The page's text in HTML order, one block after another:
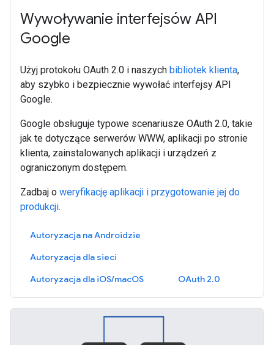
Wywoływanie interfejsów API
Google
Użyj protokołu OAuth 2.0 i naszych bibliotek klienta,
aby szybko i bezpiecznie wywołać interfejsy API
Google.
Google obsługuje typowe scenariusze OAuth 2.0, takie
jak te dotyczące serwerów WWW, aplikacji po stronie
klienta, zainstalowanych aplikacji i urządzeń z
ograniczonym dostępem.
Zadbaj o weryfikację aplikacji i przygotowanie jej do
produkcji.
Autoryzacja na Androidzie
Autoryzacja dla sieci
Autoryzacja dla iOS/macOS
OAuth 2.0